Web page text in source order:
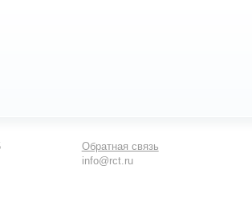
Обратная связь
info@rct.ru